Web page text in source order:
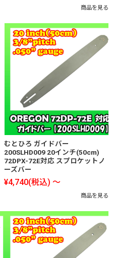
商品を見る
むとひろ ガイドバー
200SLHD009 20インチ(50cm)
72DPX-72E対応 スプロケットノ
ーズバー
¥4,740(税込) ～
商品を見る